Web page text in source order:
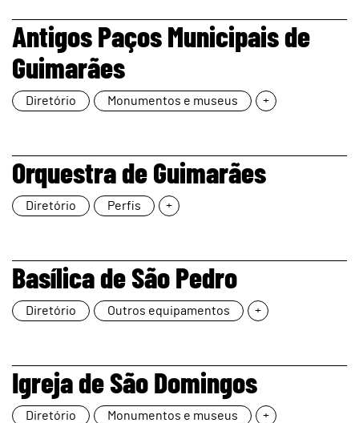
page
Antigos Paços Municipais de
Guimarães
Diretório Monumentos e museus +
page
Orquestra de Guimarães
Diretório Perfis +
page
Basílica de São Pedro
Diretório Outros equipamentos +
page
Igreja de São Domingos
Diretório Monumentos e museus +